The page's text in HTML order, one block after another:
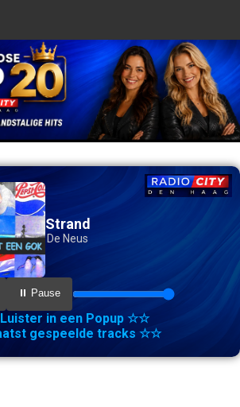
Strand
De Neus
⏸️ Pause
in een Popup ☆☆
gespeelde tracks ☆☆